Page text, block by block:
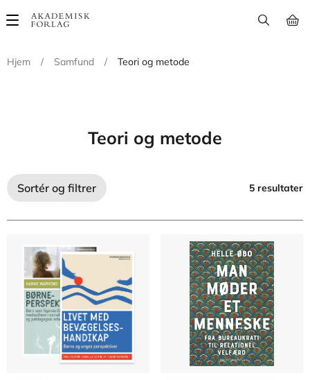
Main
Hjem
/ Samfund / Teori og metode
Teori og metode
Sortér og filtrer 5 resultater